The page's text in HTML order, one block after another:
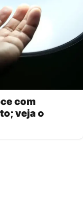
com
veja o